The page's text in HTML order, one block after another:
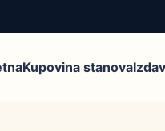
Kupovina stanova